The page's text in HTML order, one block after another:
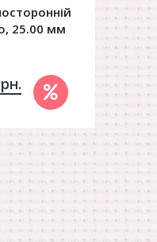
25.00 мм
корзину